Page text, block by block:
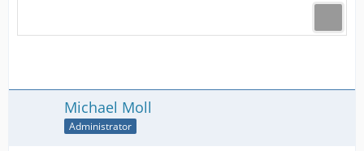
Michael Moll
Administrator